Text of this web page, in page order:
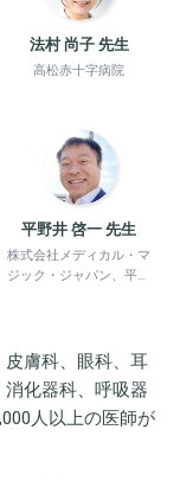
法村 尚子 先生
高松赤十字病院
平野井 啓一 先生
株式会社メディカル・マ
ジック・ジャパン、平野
膚科、眼科、耳
化器科、呼吸器
人以上の医師が